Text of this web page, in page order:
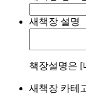
새책장 설명
책장설명은 [
새책장 카테